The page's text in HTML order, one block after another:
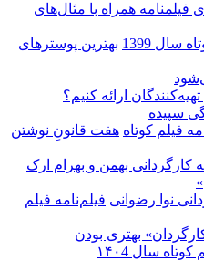
فیلمنامه همراه با مثال‌های
بهترین پوسترهای
ارائه کنیم؟
سپیده
هفت قانونِ نوشتن
فیلم‌نامه فیلم
سال ۱۴۰4